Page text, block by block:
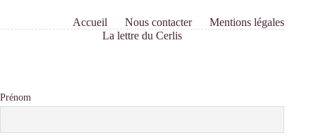
Accueil Nous contacter
Mentions légales
La lettre du Cerlis
Prénom